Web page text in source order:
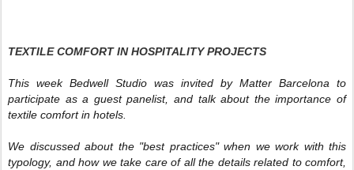
TEXTILE COMFORT IN HOSPITALITY PROJECTS
This week Bedwell Studio was invited by Matter Barcelona to
participate as a guest panelist, and talk about the importance of
textile comfort in hotels.
We discussed about the "best practices" when we work with this
typology, and how we take care of all the details related to comfort,